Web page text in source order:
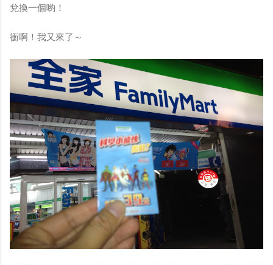
兌換一個喲！
衝啊！我又來了～